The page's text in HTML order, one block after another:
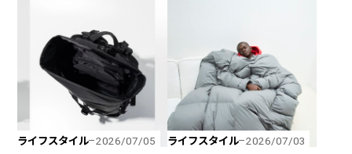
「canox」がオシャレす
ぎ！
料金無料キャンペーンを
実施！
ライフスタイル 2026/07/05 ライフスタイル 2026/07/03